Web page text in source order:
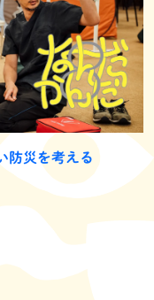
防災を考える